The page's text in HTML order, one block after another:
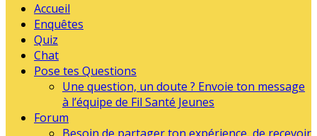
Accueil
Enquêtes
Quiz
Chat
Pose tes Questions
Une question, un doute ? Envoie ton message
à l’équipe de Fil Santé Jeunes
Forum